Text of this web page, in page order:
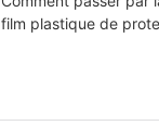
film plastique de